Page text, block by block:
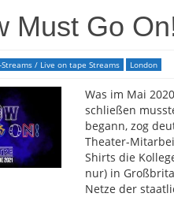
Must Go
Streams / Live on tape Streams London
Was im Mai
schließen
begann, zog
Theater-
Shirts die
nur) in
Netze der